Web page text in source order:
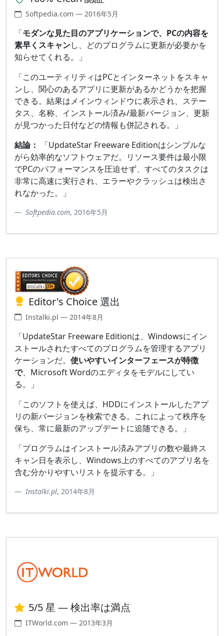
Softpedia.com — 2016年5月
「モダンな見た目のアプリケーションで、PCの内容を
素早くスキャンし、どのプログラムに更新が必要かを
知らせてくれる。」
「このユーティリティはPCとインターネットをスキャ
ンし、関心のあるアプリに更新があるかどうかを把握
できる。結果はメインウィンドウに表示され、ステー
タス、名称、インストール済み/最新バージョン、更新
が見つかった日付などの情報も併記される。」
結論：
「UpdateStar Freeware Editionはシンプルな
がら効率的なソフトウェアだ。リソース要件は最小限
でPCのパフォーマンスを圧迫せず、すべてのタスクは
非常に高速に実行され、エラーやクラッシュは検出さ
れなかった。」
Softpedia.com, 2016年5月
Editor's Choice 選出
Instalki.pl — 2014年8月
「UpdateStar Freeware Editionは、Windowsにイン
ストールされたすべてのプログラムを管理するアプリ
ケーションだ。 使いやすいインターフェースが特徴
で、Microsoft Wordのエディタをモデルにしてい
る。」
「このソフトを使えば、HDDにインストールしたアプ
リの新バージョンを検索できる。これによって秩序を
保ち、常に最新のアップデートに追随できる。」
「プログラムはインストール済みアプリの数や最終ス
キャン日を表示し、Windows上のすべてのアプリ名を
含む分かりやすいリストを提示する。」
Instalki.pl, 2014年8月
5/5 星 — 検出率は満点
ITWorld.com — 2013年3月